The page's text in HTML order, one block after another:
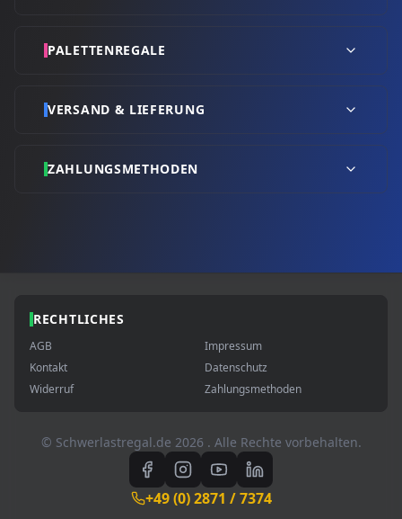
PALETTENREGALE
VERSAND & LIEFERUNG
ZAHLUNGSMETHODEN
RECHTLICHES
AGB
Impressum
Kontakt
Datenschutz
Widerruf
Zahlungsmethoden
© Schwerlastregal.de 2026 . Alle Rechte vorbehalten.
+49 (0) 2871 / 7374